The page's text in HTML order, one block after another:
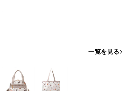
一覧を見る